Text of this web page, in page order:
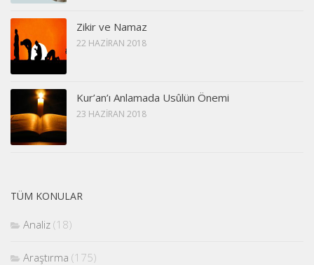
Zikir ve Namaz
22 HAZIRAN 2018
Kur’an’ı Anlamada Usûlün Önemi
23 HAZIRAN 2018
TÜM KONULAR
Analiz (18)
Araştırma (175)